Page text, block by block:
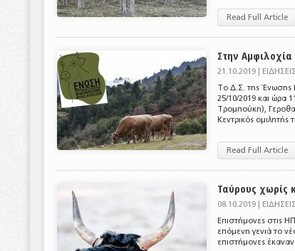
Read Full Article
Στην
21.10.2019 | ΕΙΔΗΣΕΙΣ
Το Δ.Σ. της Ένωσης
25/10/2019 και ώρα
Τρομπούκη),
Κεντρικός ομιλητής
Read Full Article
Ταύρους χωρίς
08.10.2019 | ΕΙΔΗΣΕΙΣ
Επιστήμονες στις
επόμενη γενιά το
επιστήμονες